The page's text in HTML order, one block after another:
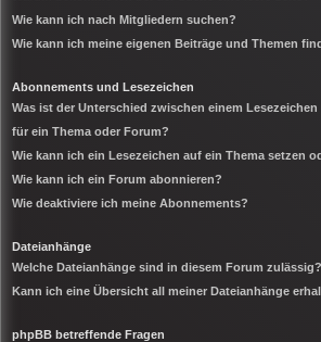
Wie kann ich nach Mitgliedern suchen?
Wie kann ich meine eigenen Beiträge und Themen
Abonnements und Lesezeichen
Was ist der Unterschied zwischen einem
für ein Thema oder Forum?
Wie kann ich ein Lesezeichen auf ein Thema setzen
Wie kann ich ein Forum abonnieren?
Wie deaktiviere ich meine Abonnements?
Dateianhänge
Welche Dateianhänge sind in diesem Forum zulässig?
Kann ich eine Übersicht all meiner Dateianhänge
phpBB betreffende Fragen